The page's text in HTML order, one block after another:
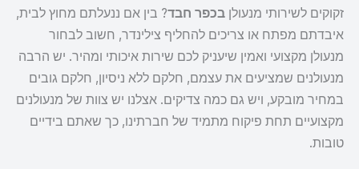
זקוקים לשירותי מנעולן בכפר חבד? בין אם ננעלתם מחוץ לבית,
איבדתם מפתח או צריכים להחליף צילינדר, חשוב לבחור
מנעולן מקצועי ואמין שיעניק לכם שירות איכותי ומהיר. יש הרבה
מנעולנים שמציעים את עצמם, חלקם ללא ניסיון, חלקם גובים
במחיר מובקע, ויש גם כמה צדיקים. אצלנו יש צוות של מנעולנים
מקצועיים תחת פיקוח מתמיד של חברתינו, כך שאתם בידיים
טובות.